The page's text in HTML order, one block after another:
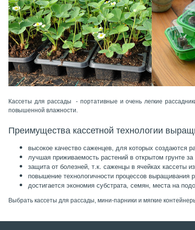
Кассеты для рассады - портативные и очень легкие
повышенной влажности.
Преимущества кассетной технологии
высокое качество саженцев, для которых создаются
лучшая приживаемость растений в открытом грунте
защита от болезней, т.к. саженцы в ячейках кассеты
повышение технологичности процессов выращивания
достигается экономия субстрата, семян, места на
Выбрать кассеты для рассады, мини-парники и мягкие